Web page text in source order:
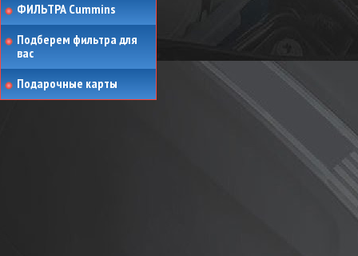
ФИЛЬТРА Cummins
Подберем фильтра для
вас
Подарочные карты